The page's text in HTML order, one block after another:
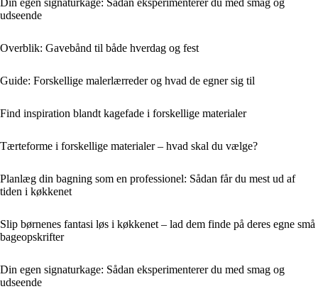
udseende
Overblik: Gavebånd til både hverdag og fest
Guide: Forskellige malerlærreder og hvad de egner sig til
Find inspiration blandt kagefade i forskellige materialer
Tærteforme i forskellige materialer – hvad skal du vælge?
Planlæg din bagning som en professionel: Sådan får du mest ud af
tiden i køkkenet
Slip børnenes fantasi løs i køkkenet – lad dem finde på deres egne små
bageopskrifter
Din egen signaturkage: Sådan eksperimenterer du med smag og
udseende